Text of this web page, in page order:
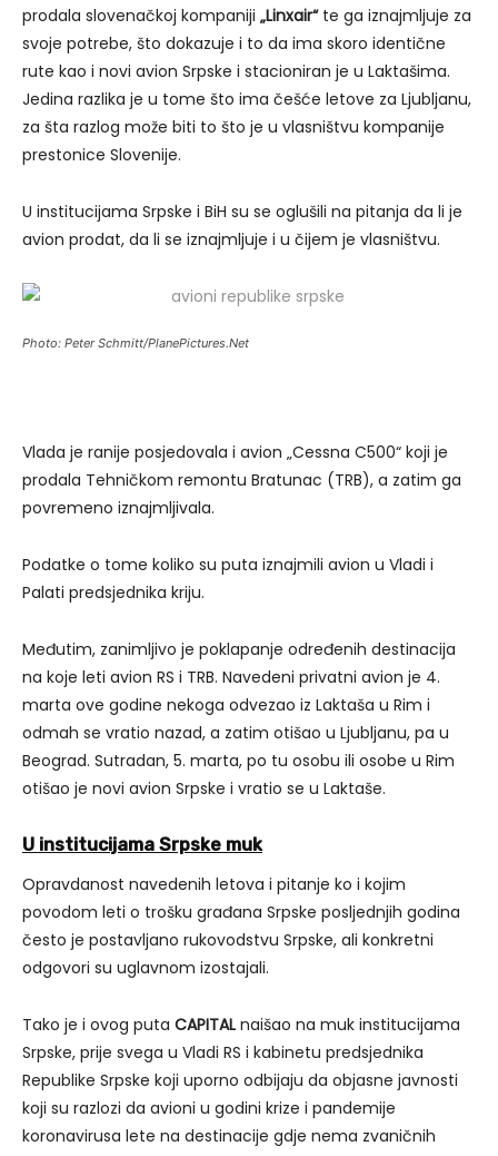
prodala slovenačkoj kompaniji „Linxair“te ga iznajmljuje za
svoje potrebe, što dokazuje i to da ima skoro identične
rute kao i novi avion Srpske i stacioniran je u Laktašima.
Jedina razlika je u tome što ima češće letove za Ljubljanu,
za šta razlog može biti to što je u vlasništvu kompanije
prestonice Slovenije.
U institucijama Srpske i BiH su se oglušili na pitanja da li je
avion prodat, da li se iznajmljuje i u čijem je vlasništvu.
Photo: Peter Schmitt/PlanePictures.Net
Vlada je ranije posjedovala i avion „Cessna C500“ koji je
prodala Tehničkom remontu Bratunac (TRB), a zatim ga
povremeno iznajmljivala.
Podatke o tome koliko su puta iznajmili avion u Vladi i
Palati predsjednika kriju.
Međutim, zanimljivo je poklapanje određenih destinacija
na koje leti avion RS i TRB. Navedeni privatni avion je 4.
marta ove godine nekoga odvezao iz Laktaša u Rim i
odmah se vratio nazad, a zatim otišao u Ljubljanu, pa u
Beograd. Sutradan, 5. marta, po tu osobu ili osobe u Rim
otišao je novi avion Srpske i vratio se u Laktaše.
U institucijama Srpske muk
Opravdanost navedenih letova i pitanje ko i kojim
povodom leti o trošku građana Srpske posljednjih godina
često je postavljano rukovodstvu Srpske, ali konkretni
odgovori su uglavnom izostajali.
Tako je i ovog puta CAPITAL naišao na muk institucijama
Srpske, prije svega u Vladi RS i kabinetu predsjednika
Republike Srpske koji uporno odbijaju da objasne javnosti
koji su razlozi da avioni u godini krize i pandemije
koronavirusa lete na destinacije gdje nema zvaničnih